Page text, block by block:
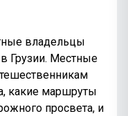
владельцы
Грузии. Местные
какие маршруты
просвета, и